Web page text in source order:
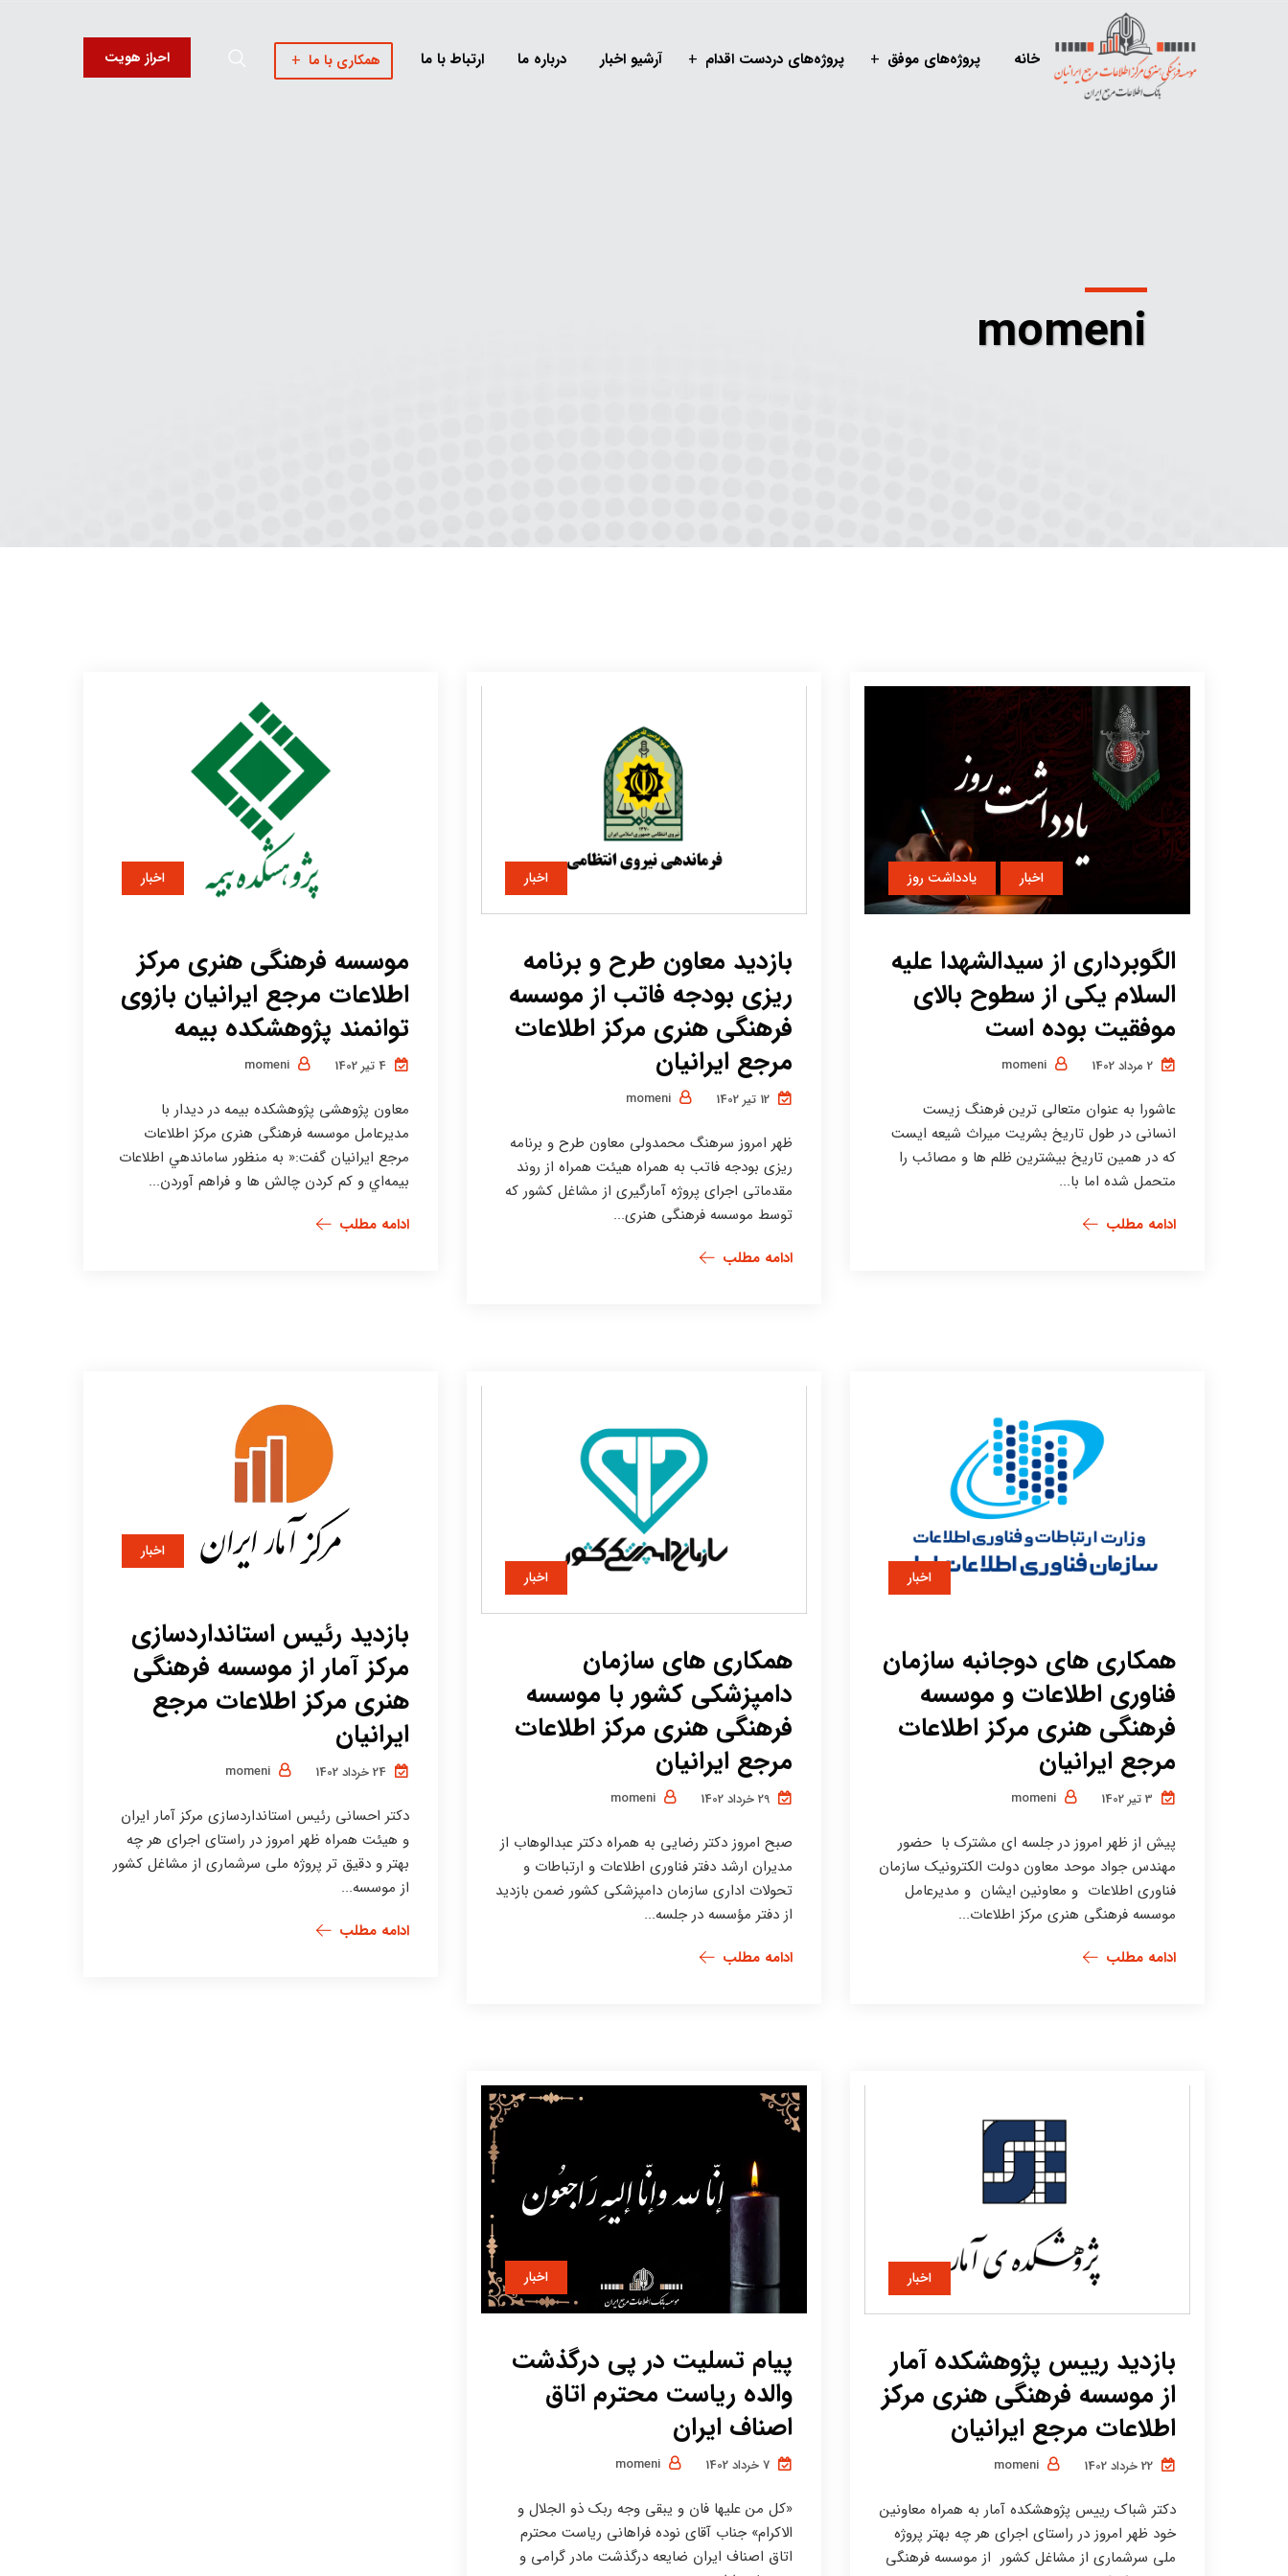
خانه پروژه‌های موفق پروژه‌های دردست اقدام آرشیو اخبار درباره ما ارتباط با ما همکاری با ما احراز هویت
momeni
اخبار یادداشت روز
الگوبرداری از سیدالشهدا علیه
السلام یکی از سطوح بالای
موفقیت بوده است
عاشورا به عنوان متعالی ترین فرهنگ زیست
انسانی در طول تاریخ بشریت میراث شیعه ایست
که در همین تاریخ بیشترین ظلم ها و مصائب را
متحمل شده اما با...
ادامه مطلب
اخبار
بازدید معاون طرح و برنامه
ریزی بودجه فاتب از موسسه
فرهنگی هنری مرکز اطلاعات
مرجع ایرانیان
ظهر امروز سرهنگ محمدولی معاون طرح و برنامه
ریزی بودجه فاتب به همراه هیئت همراه از روند
مقدماتی اجرای پروژه آمارگیری از مشاغل کشور که
توسط موسسه فرهنگی هنری...
ادامه مطلب
اخبار
موسسه فرهنگی هنری مرکز
اطلاعات مرجع ایرانیان بازوی
توانمند پژوهشکده بیمه
معاون پژوهشی پژوهشکده بیمه در دیدار با
مدیرعامل موسسه فرهنگی هنری مرکز اطلاعات
مرجع ایرانیان گفت:« به منظور ساماندهي اطلاعات
بيمه‌اي و کم کردن چالش ها و فراهم آوردن...
ادامه مطلب
اخبار
همکاری های دوجانبه سازمان
فناوری اطلاعات و موسسه
فرهنگی هنری مرکز اطلاعات
مرجع ایرانیان
پیش از ظهر امروز در جلسه ای مشترک با حضور
مهندس جواد موحد معاون دولت الکترونیک سازمان
فناوری اطلاعات و معاونین ایشان و مدیرعامل
موسسه فرهنگی هنری مرکز اطلاعات...
ادامه مطلب
اخبار
همکاری های سازمان
دامپزشکی کشور با موسسه
فرهنگی هنری مرکز اطلاعات
مرجع ایرانیان
صبح امروز دکتر رضایی به همراه دکتر عبدالوهاب از
مدیران ارشد دفتر فناوری اطلاعات و ارتباطات و
تحولات اداری سازمان دامپزشکی کشور ضمن بازدید
از دفتر مؤسسه در جلسه...
ادامه مطلب
اخبار
بازدید رئیس استانداردسازی
مرکز آمار از موسسه فرهنگی
هنری مرکز اطلاعات مرجع
ایرانیان
دکتر احسانی رئیس استانداردسازی مرکز آمار ایران
و هیئت همراه ظهر امروز در راستای اجرای هر چه
بهتر و دقیق تر پروژه ملی سرشماری از مشاغل کشور
از موسسه...
ادامه مطلب
اخبار
بازدید رییس پژوهشکده آمار
از موسسه فرهنگی هنری مرکز
اطلاعات مرجع ایرانیان
دکتر شباک رییس پژوهشکده آمار به همراه معاونین
خود ظهر امروز در راستای اجرای هر چه بهتر پروژه
ملی سرشماری از مشاغل کشور از موسسه فرهنگی
اخبار
پیام تسلیت در پی درگذشت
والده ریاست محترم اتاق
اصناف ایران
«کل من علیها فان و یبقی وجه ربک ذو الجلال و
الاکرام» جناب آقای نوده فراهانی ریاست محترم
اتاق اصناف ایران ضایعه درگذشت مادر گرامی و